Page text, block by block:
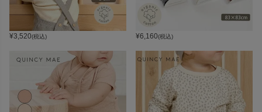
¥3,520(税込) ¥6,160(税込)